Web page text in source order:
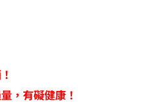
，有礙健康！